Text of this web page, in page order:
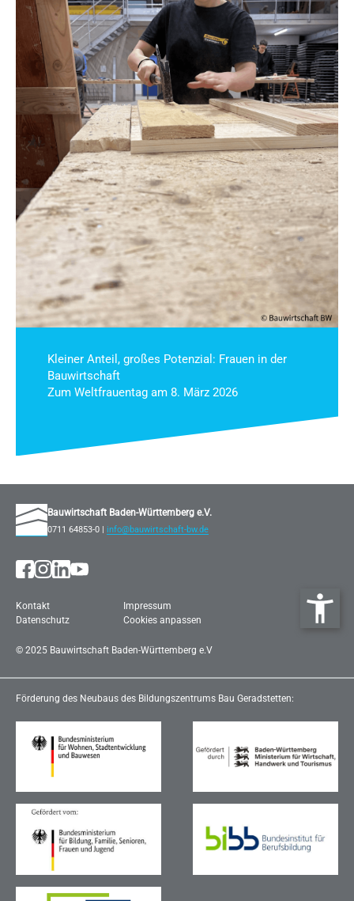
Klei­ner An­teil, gro­ßes Po­ten­zi­al: Frau­en in der
Bau­wirt­schaft
Zum Welt­frau­en­tag am 8. März 2026
Bauwirtschaft Baden-Württemberg e.V.
0711 64853-0 | info@bauwirtschaft-bw.de
Kontakt
Impressum
Datenschutz
Cookies anpassen
© 2025 Bau­wirt­schaft Ba­den-Würt­tem­berg e.V
Förderung des Neubaus des Bildungszentrums Bau Geradstetten: